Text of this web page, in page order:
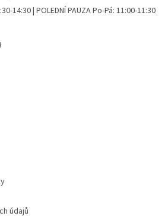
14:30 | POLEDNÍ PAUZA Po-Pá: 11:00-11:30
údajů